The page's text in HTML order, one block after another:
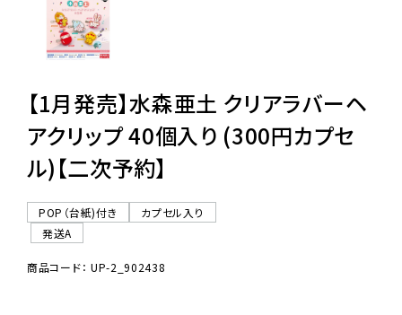
06-6282-7659
【1月発売】水森亜土 クリアラバーヘ
アクリップ 40個入り (300円カプセ
ル)【二次予約】
POP（台紙)付き
カプセル入り
発送A
商品コード： UP-2_902438